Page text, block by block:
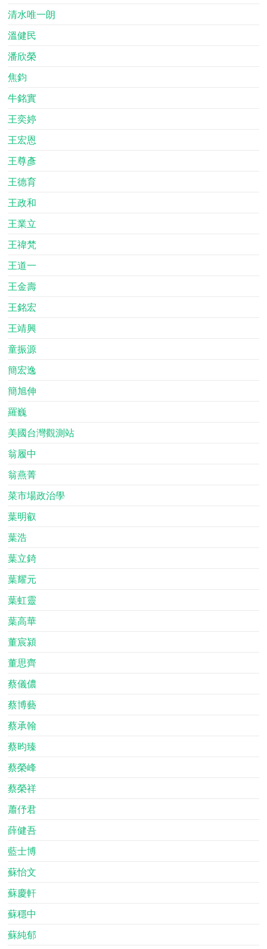
清水唯一朗
溫健民
潘欣榮
焦鈞
牛銘實
王奕婷
王宏恩
王尊彥
王德育
王政和
王業立
王禕梵
王道一
王金壽
王銘宏
王靖興
童振源
簡宏逸
簡旭伸
羅巍
美國台灣觀測站
翁履中
翁燕菁
菜市場政治學
葉明叡
葉浩
葉立錡
葉耀元
葉虹靈
葉高華
董宸潁
董思齊
蔡儀儂
蔡博藝
蔡承翰
蔡昀臻
蔡榮峰
蔡榮祥
蕭伃君
薛健吾
藍士博
蘇怡文
蘇慶軒
蘇穩中
蘇純郁